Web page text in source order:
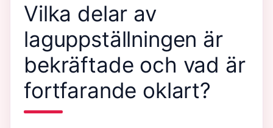
Vilka delar av
laguppställningen är
bekräftade och vad är
fortfarande oklart?